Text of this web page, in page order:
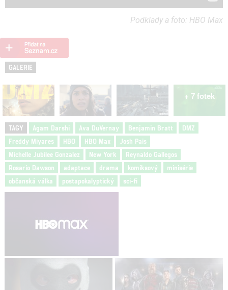
Podklady a foto: HBO Max
GALERIE
+ 7 fotek
TAGY Agam Darshi Ava DuVernay Benjamin Bratt
DMZ
Freddy Miyares
HBO HBO Max
Josh Pais
Michelle Jubilee Gonzalez
New York
Reynaldo Gallegos
Rosario Dawson
adaptace drama komiksový
minisérie
občanská válka
postapokalyptický sci-fi